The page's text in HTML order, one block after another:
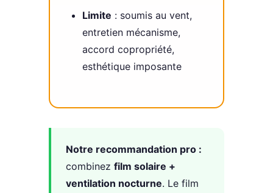
Limite : soumis au vent,
entretien mécanisme,
accord copropriété,
esthétique imposante
Notre recommandation pro :
combinez film solaire +
ventilation nocturne. Le film